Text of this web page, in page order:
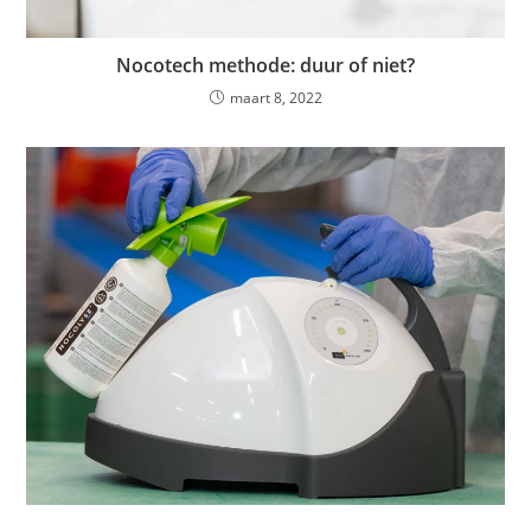
Nocotech methode: duur of niet?
maart 8, 2022